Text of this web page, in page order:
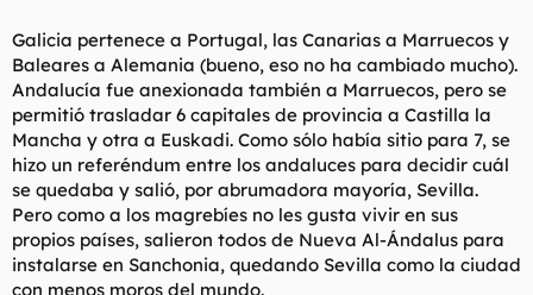
Galicia pertenece a Portugal, las Canarias a Marruecos y
Baleares a Alemania (bueno, eso no ha cambiado mucho).
Andalucía fue anexionada también a Marruecos, pero se
permitió trasladar 6 capitales de provincia a Castilla la
Mancha y otra a Euskadi. Como sólo había sitio para 7, se
hizo un referéndum entre los andaluces para decidir cuál
se quedaba y salió, por abrumadora mayoría, Sevilla.
Pero como a los magrebíes no les gusta vivir en sus
propios países, salieron todos de Nueva Al-Ándalus para
instalarse en Sanchonia, quedando Sevilla como la ciudad
con menos moros del mundo.